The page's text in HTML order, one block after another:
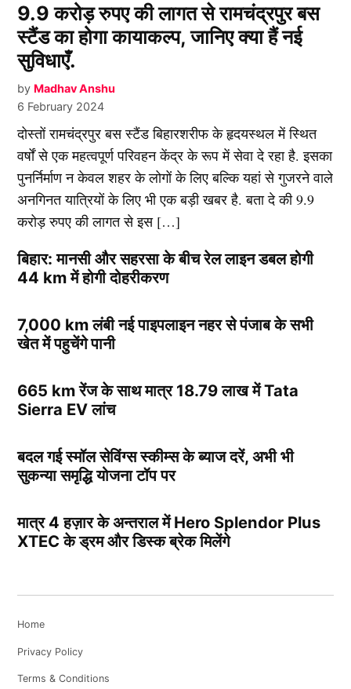
9.9 करोड़ रुपए की लागत से रामचंद्रपुर बस
स्टैंड का होगा कायाकल्प, जानिए क्या हैं नई
सुविधाएँ.
by Madhav Anshu
6 February 2024
दोस्तों रामचंद्रपुर बस स्टैंड बिहारशरीफ के हृदयस्थल में स्थित
वर्षों से एक महत्वपूर्ण परिवहन केंद्र के रूप में सेवा दे रहा है. इसका
पुनर्निर्माण न केवल शहर के लोगों के लिए बल्कि यहां से गुजरने वाले
अनगिनत यात्रियों के लिए भी एक बड़ी खबर है. बता दे की 9.9
करोड़ रुपए की लागत से इस […]
बिहार: मानसी और सहरसा के बीच रेल लाइन डबल होगी
44 km में होगी दोहरीकरण
7,000 km लंबी नई पाइपलाइन नहर से पंजाब के सभी
खेत में पहुचेंगे पानी
665 km रेंज के साथ मात्र 18.79 लाख में Tata
Sierra EV लांच
बदल गई स्मॉल सेविंग्स स्कीम्स के ब्याज दरें, अभी भी
सुकन्या समृद्धि योजना टॉप पर
मात्र 4 हज़ार के अन्तराल में Hero Splendor Plus
XTEC के ड्रम और डिस्क ब्रेक मिलेंगे
Home
Privacy Policy
Terms & Conditions